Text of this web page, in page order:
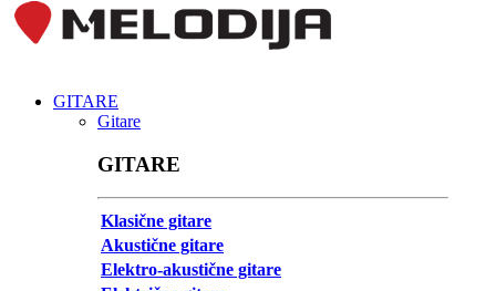
GITARE
Gitare
GITARE
Klasične gitare
Akustične gitare
Elektro-akustične gitare